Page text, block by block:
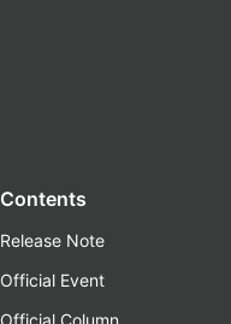
Contents
Release Note
Official Event
Official Column